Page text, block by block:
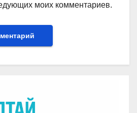
моих комментариев.